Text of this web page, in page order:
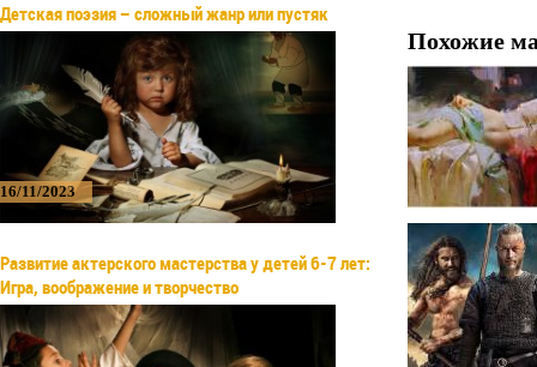
Детская поэзия – сложный жанр или пустяк
16/11/2023
Развитие актерского мастерства у детей 6-7 лет:
Игра, воображение и творчество
Похожие